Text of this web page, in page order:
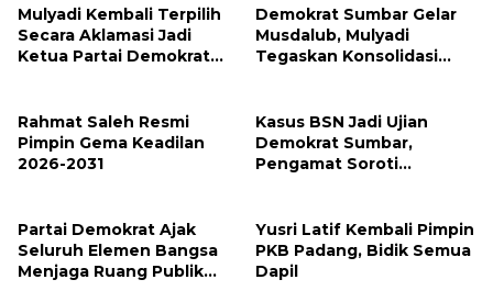
Mulyadi Kembali Terpilih
Secara Aklamasi Jadi
Ketua Partai Demokrat
Demokrat Sumbar Gelar
Musdalub, Mulyadi
Tegaskan Konsolidasi
Rahmat Saleh Resmi
Pimpin Gema Keadilan
2026-2031
Kasus BSN Jadi Ujian
Demokrat Sumbar,
Pengamat Soroti
Bermasalah
Partai Demokrat Ajak
Seluruh Elemen Bangsa
Menjaga Ruang Publik
Yusri Latif Kembali Pimpin
PKB Padang, Bidik Semua
Dapil